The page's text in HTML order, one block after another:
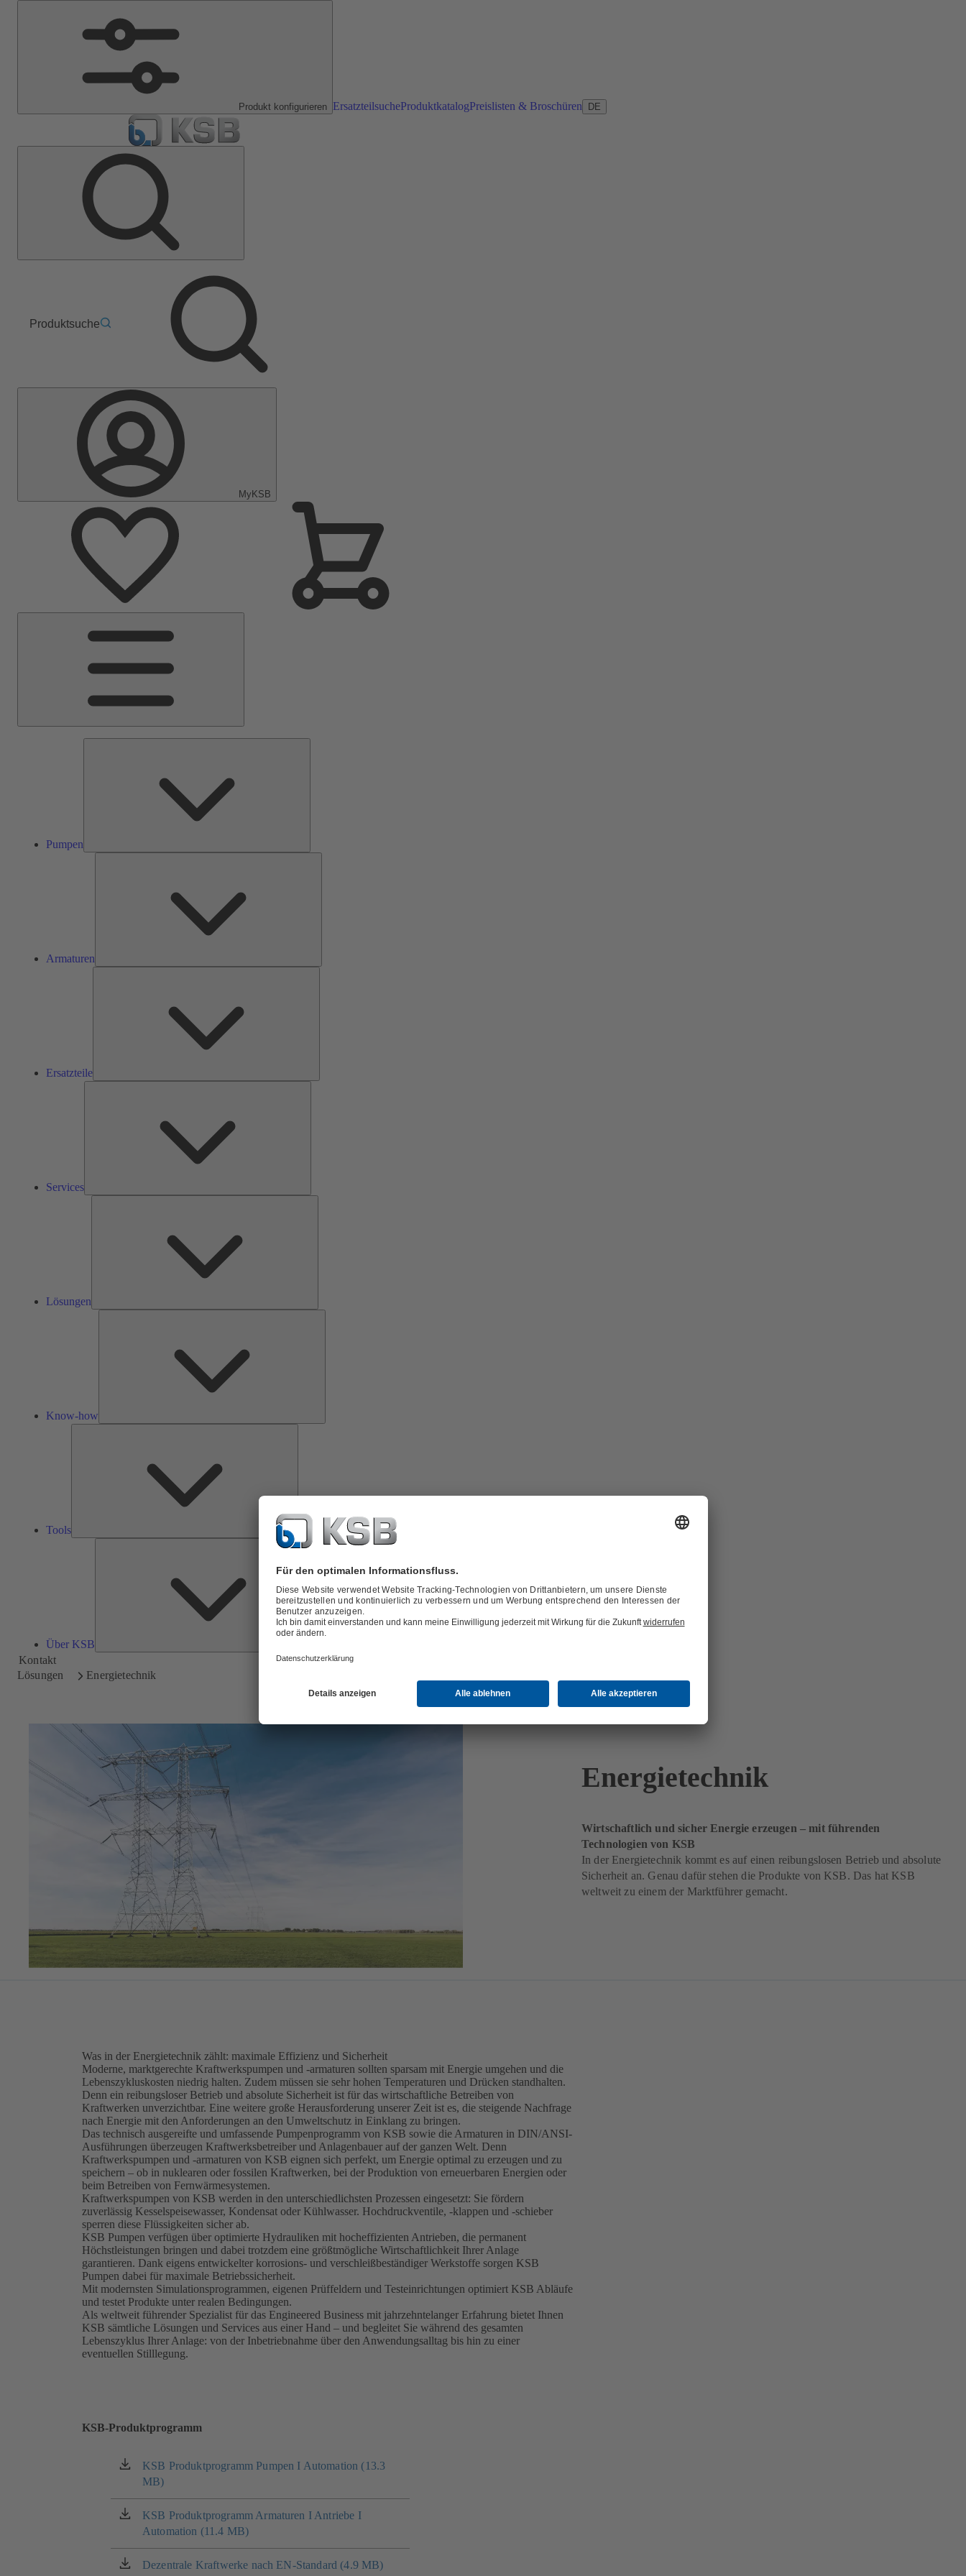
Produkt konfigurieren ErsatzteilsucheProduktkatalogPreislisten & Broschüren DE
Produktsuche
MyKSB
Pumpen
Armaturen
Ersatzteile
Services
Lösungen
Know-how
Tools
Über KSB
Über
Kontakt
Lösungen
Energietechnik
Energietechnik
Wirtschaftlich und sicher Energie erzeugen – mit führenden
Technologien von KSB
In der Energietechnik kommt es auf einen reibungslosen Betrieb und absolute
Sicherheit an. Genau dafür stehen die Produkte von KSB. Das hat KSB
weltweit zu einem der Marktführer gemacht.
Was in der Energietechnik zählt: maximale Effizienz und Sicherheit
Moderne, marktgerechte Kraftwerkspumpen und -armaturen sollten sparsam mit Energie umgehen und die
Lebenszykluskosten niedrig halten. Zudem müssen sie sehr hohen Temperaturen und Drücken standhalten.
Denn ein reibungsloser Betrieb und absolute Sicherheit ist für das wirtschaftliche Betreiben von
Kraftwerken unverzichtbar. Eine weitere große Herausforderung unserer Zeit ist es, die steigende Nachfrage
nach Energie mit den Anforderungen an den Umweltschutz in Einklang zu bringen.
Das technisch ausgereifte und umfassende Pumpenprogramm von KSB sowie die Armaturen in DIN/ANSI-
Ausführungen überzeugen Kraft­werks­betreiber und Anlagenbauer auf der ganzen Welt. Denn
Kraftwerkspumpen und -armaturen von KSB eignen sich perfekt, um Energie optimal zu erzeugen und zu
speichern – ob in nuklearen oder fossilen Kraftwerken, bei der Produktion von erneuerbaren Energien oder
beim Betreiben von Fernwärmesystemen.
Kraftwerkspumpen von KSB werden in den unterschiedlichsten Prozessen eingesetzt: Sie fördern
zuverlässig Kesselspeisewasser, Kondensat oder Kühlwasser. Hochdruckventile, -klappen und -schieber
sperren diese Flüssigkeiten sicher ab.
KSB Pumpen verfügen über optimierte Hydrauliken mit hocheffizienten Antrieben, die permanent
Höchstleistungen bringen und dabei trotzdem eine größtmögliche Wirtschaftlichkeit Ihrer Anlage
garantieren. Dank eigens entwickelter korrosions- und verschleiß­beständiger Werkstoffe sorgen KSB
Pumpen dabei für maximale Betriebssicherheit.
Mit modernsten Simulationsprogrammen, eigenen Prüffeldern und Testeinrichtungen optimiert KSB Abläufe
und testet Produkte unter realen Bedingungen.
Als weltweit führender Spezialist für das Engineered Business mit jahrzehntelanger Erfahrung bietet Ihnen
KSB sämtliche Lösungen und Services aus einer Hand – und begleitet Sie während des gesamten
Lebenszyklus Ihrer Anlage: von der Inbetriebnahme über den Anwendungsalltag bis hin zu einer
eventuellen Stilllegung.
KSB-Produktprogramm
KSB Produktprogramm Pumpen I Automation (13.3
MB)
(öffnet
in
einem
neuen
Tab)
KSB Produktprogramm Armaturen I Antriebe I
Automation (11.4 MB)
(öffnet
in
einem
neuen
Dezentrale Kraftwerke nach EN-Standard (4.9 MB)
(öffnet